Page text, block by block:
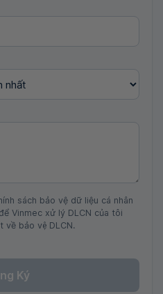
sách bảo vệ dữ liệu cá nhân
Vinmec xử lý DLCN của tôi
về bảo vệ DLCN.
Ký